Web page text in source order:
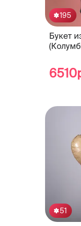
195
Букет
51